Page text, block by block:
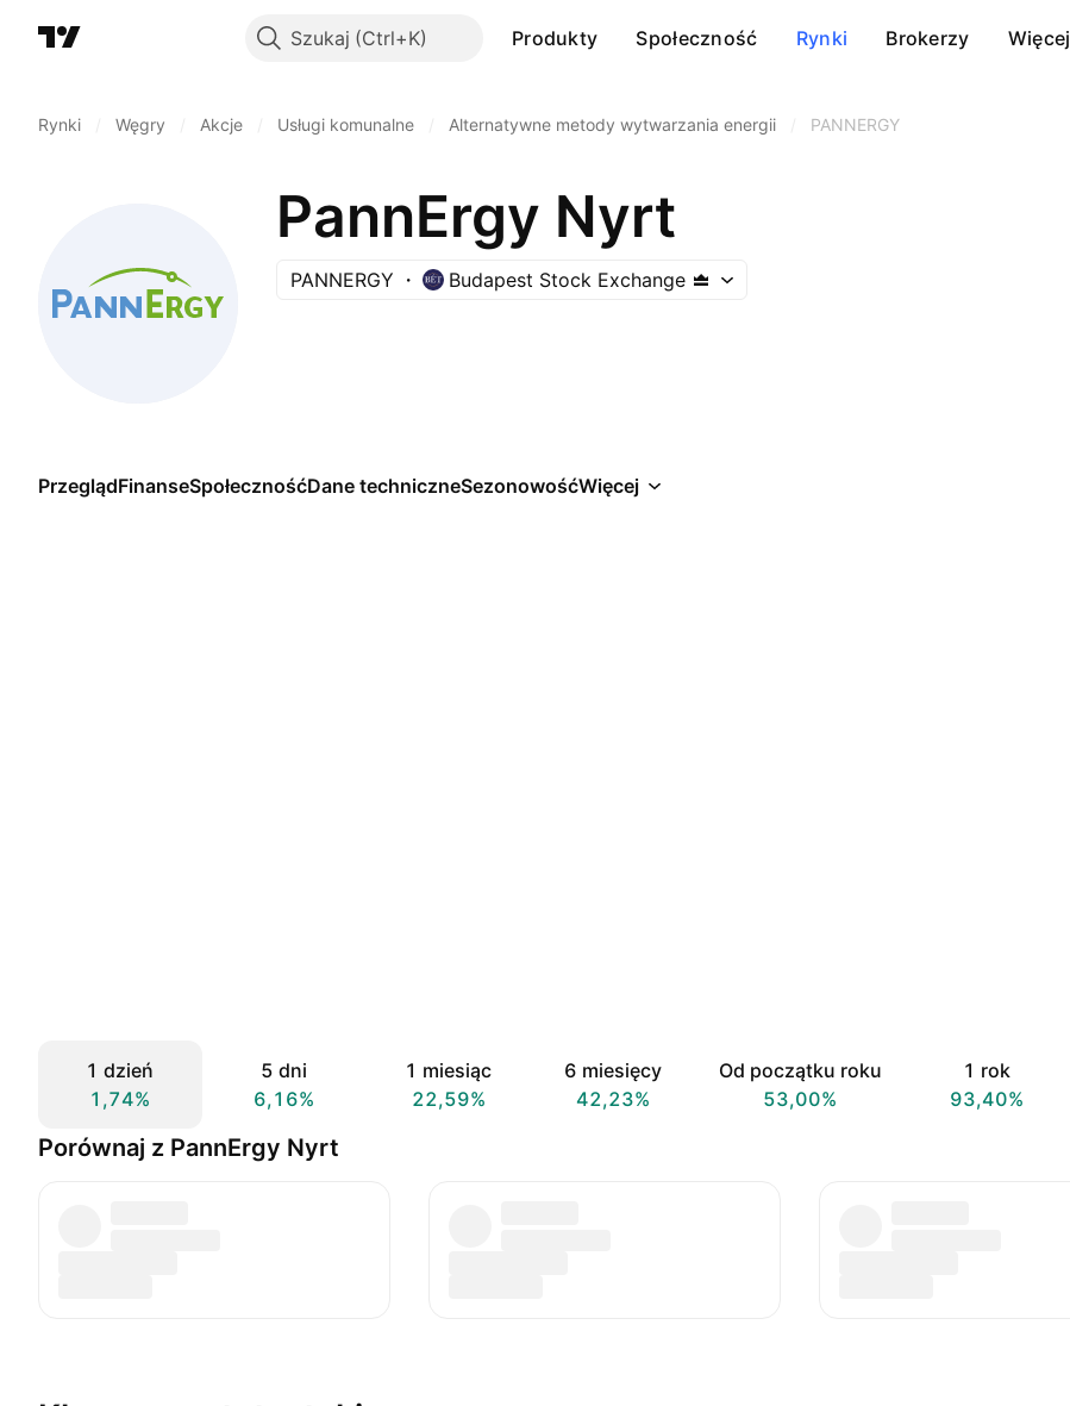
Szukaj Produkty Społeczność Rynki Brokerzy Więcej
Rynki Węgry Akcje Usługi komunalne Alternatywne metody wytwarzania energii PANNERGY
PannErgy Nyrt
PANNERGY Budapest Stock Exchange
PrzeglądFinanseSpołecznośćDane techniczneSezonowośćWięcej
1 dzień
1,74%
5 dni
6,16%
1 miesiąc
22,59%
6 miesięcy
42,23%
Od początku roku
53,00%
1 rok
93,40%
Porównaj z PannErgy Nyrt